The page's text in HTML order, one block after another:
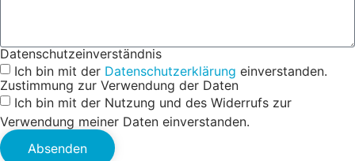
Datenschutzeinverständnis
Ich bin mit der Datenschutzerklärung einverstanden.
Zustimmung zur Verwendung der Daten
Ich bin mit der Nutzung und des Widerrufs zur
Verwendung meiner Daten einverstanden.
Absenden